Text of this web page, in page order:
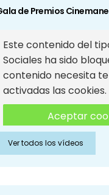
de Premios
Este contenido del
Sociales ha sido
contenido necesita
activadas las cookies.
Aceptar
Aceptar cookies
Sociales
Ver todos los vídeos